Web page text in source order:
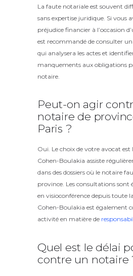
La faute notariale est souvent
sans expertise juridique. Si vous
préjudice financier à l’occasion
est recommandé de consulter
qui analysera les actes et
manquements aux obligations
notaire.
Peut-on agir
notaire de
Paris ?
Oui. Le choix de votre avocat
Cohen-Boulakia assiste
dans des dossiers où le notaire
province. Les consultations sont
en visioconférence depuis toute
Cohen-Boulakia est également
activité en matière de
Quel est le délai
contre un notaire